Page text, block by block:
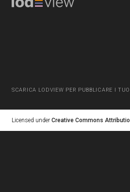
SCARICA LODVIEW PER PUBBLICARE I
Licensed under Creative Commons